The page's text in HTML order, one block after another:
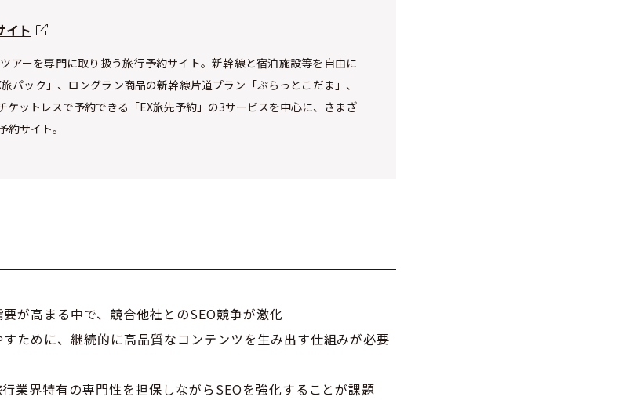
イト
アーを専門に取り扱う旅行予約サイト。新幹線と宿泊施設等を自由に
パック」、ロングラン商品の新幹線片道プラン「ぷらっとこだま」、
ケットレスで予約できる「EX旅先予約」の3サービスを中心に、さまざ
約サイト。
が高まる中で、競合他社とのSEO競争が激化
ために、継続的に高品質なコンテンツを生み出す仕組みが必要
業界特有の専門性を担保しながらSEOを強化することが課題